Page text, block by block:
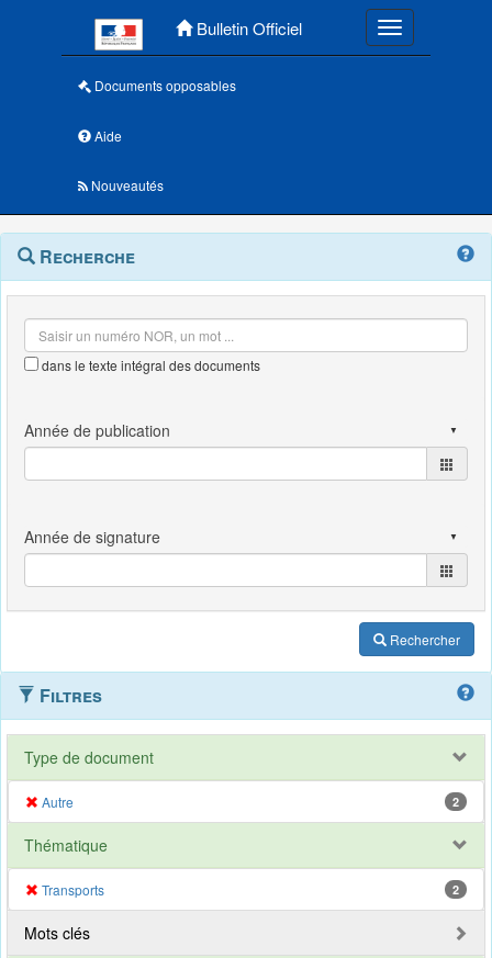
Bulletin Officiel Toggle
Documents opposables
Aide
Nouveautés
Navigation
outils
Menu
contextuel
Recherche
dans le texte intégral des documents
Rechercher
Filtres
Type de document
Autre 2
Thématique
Transports 2
Mots clés